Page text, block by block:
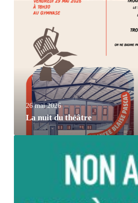
26 mai 2026
La nuit du théâtre